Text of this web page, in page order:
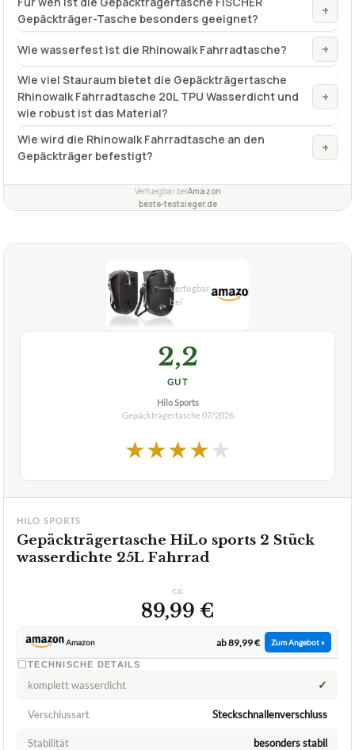
Gepäckträger-Tasche besonders geeignet?
+
Wie wasserfest ist die Rhinowalk Fahrradtasche? +
Wie viel Stauraum bietet die Gepäckträgertasche
Rhinowalk Fahrradtasche 20L TPU Wasserdicht und
wie robust ist das Material?
+
Wie wird die Rhinowalk Fahrradtasche an den
Gepäckträger befestigt?
+
Verfuegbar beiAmazon
beste-testsieger.de
2,2
GUT
Hilo Sports
Gepäckträgertasche 07/2026
★★★★★
HILO SPORTS
Gepäckträgertasche HiLo sports 2 Stück
wasserdichte 25L Fahrrad
ca.
89,99 €
Amazon ab 89,99 € Zum Angebot »
TECHNISCHE DETAILS
komplett wasserdicht ✓
Verschlussart Steckschnallenverschluss
Stabilität besonders stabil